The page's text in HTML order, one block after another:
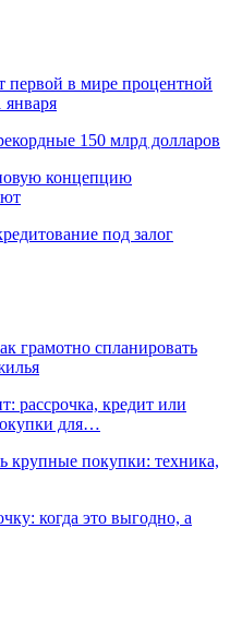
первой в мире процентной
150 млрд долларов
концепцию
под залог
грамотно спланировать
рассрочка, кредит или
для…
крупные покупки: техника,
когда это выгодно, а